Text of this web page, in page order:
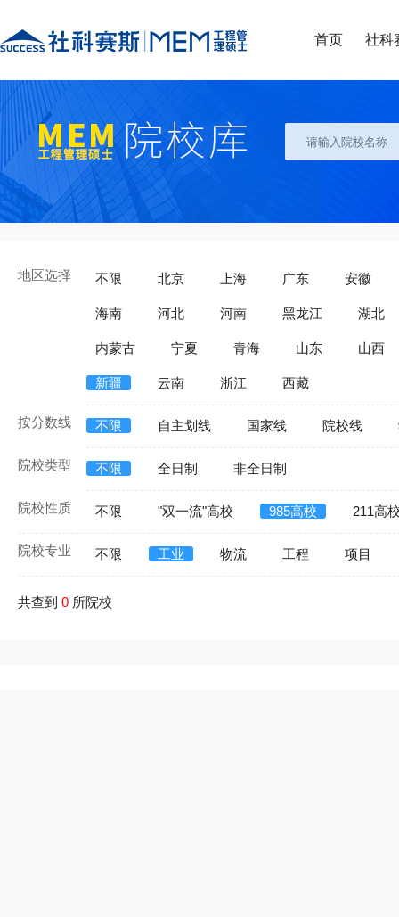
首页 社科
地区选择 不限 北京 上海 广东 安徽
海南 河北 河南 黑龙江 湖北
内蒙古 宁夏 青海 山东 山西
新疆 云南 浙江 西藏
按分数线 不限 自主划线 国家线 院校线
院校类型 不限 全日制 非全日制
院校性质 不限 "双一流"高校 985高校 211高
院校专业 不限 工业 物流 工程 项目
共查到 0 所院校